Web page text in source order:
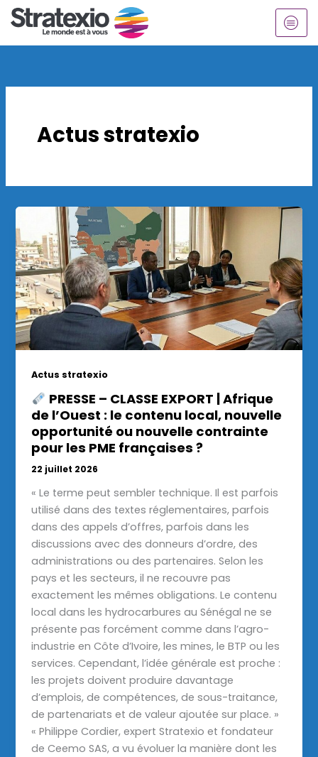
Aller
au
contenu
Actus stratexio
Actus stratexio
PRESSE – CLASSE EXPORT | Afrique
de l’Ouest : le contenu local, nouvelle
opportunité ou nouvelle contrainte
pour les PME françaises ?
22 juillet 2026
« Le terme peut sembler technique. Il est parfois
utilisé dans des textes réglementaires, parfois
dans des appels d’offres, parfois dans les
discussions avec des donneurs d’ordre, des
administrations ou des partenaires. Selon les
pays et les secteurs, il ne recouvre pas
exactement les mêmes obligations. Le contenu
local dans les hydrocarbures au Sénégal ne se
présente pas forcément comme dans l’agro-
industrie en Côte d’Ivoire, les mines, le BTP ou les
services. Cependant, l’idée générale est proche :
les projets doivent produire davantage
d’emplois, de compétences, de sous-traitance,
de partenariats et de valeur ajoutée sur place. »
« Philippe Cordier, expert Stratexio et fondateur
de Ceemo SAS, a vu évoluer la manière dont les